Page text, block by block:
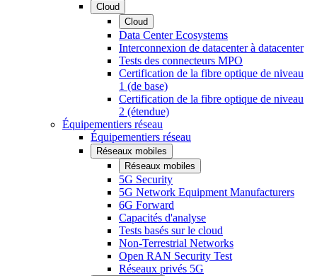
Cloud
Cloud
Data Center Ecosystems
Interconnexion de datacenter à datacenter
Tests des connecteurs MPO
Certification de la fibre optique de niveau
1 (de base)
Certification de la fibre optique de niveau
2 (étendue)
Équipementiers réseau
Équipementiers réseau
Réseaux mobiles
Réseaux mobiles
5G Security
5G Network Equipment Manufacturers
6G Forward
Capacités d'analyse
Tests basés sur le cloud
Non-Terrestrial Networks
Open RAN Security Test
Réseaux privés 5G